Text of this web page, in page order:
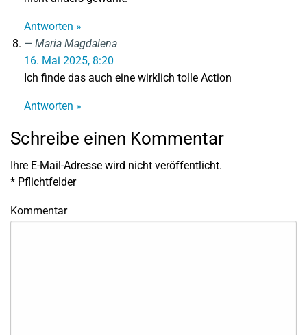
Antworten »
Maria Magdalena
16. Mai 2025, 8:20
Ich finde das auch eine wirklich tolle Action
Antworten »
Schreibe einen Kommentar
Ihre E-Mail-Adresse wird nicht veröffentlicht.
* Pflichtfelder
Kommentar